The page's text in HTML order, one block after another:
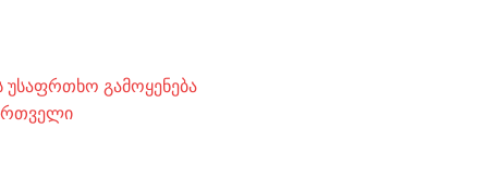
გამოყენება